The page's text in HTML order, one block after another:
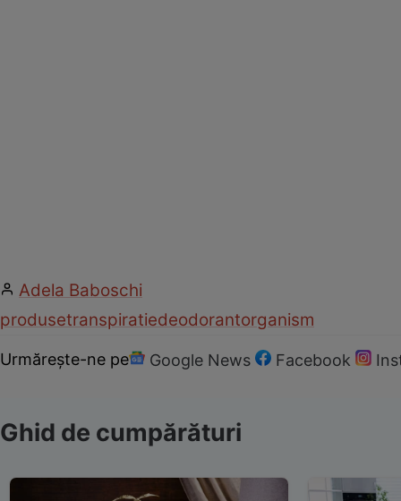
Adela Baboschi
produsetranspiratiedeodorantorganism
Urmărește-ne pe Google News Facebook
Ghid de cumpărături